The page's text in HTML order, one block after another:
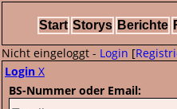
Start Storys Berichte
Nicht eingeloggt - Login [
Login X
BS-Nummer oder Email: